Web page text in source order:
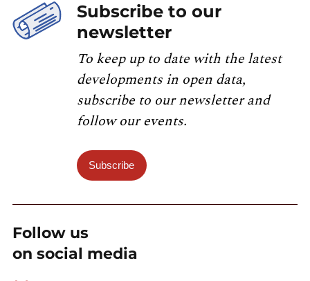
Subscribe to our
newsletter
To keep up to date with the latest
developments in open data,
subscribe to our newsletter and
follow our events.
Subscribe
Follow us
on social media